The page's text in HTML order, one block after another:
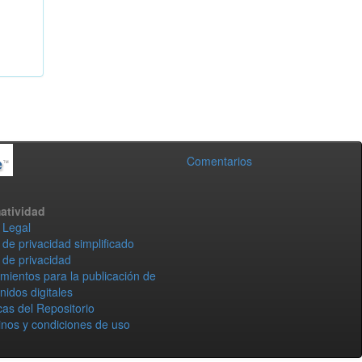
Comentarios
privacidad simplificado
privacidad
para la publicación de
digitales
del Repositorio
y condiciones de uso